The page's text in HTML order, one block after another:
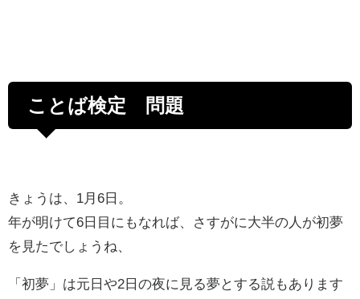
ことば検定 問題
きょうは、1月6日。
年が明けて6日目にもなれば、さすがに大半の人が初夢
を見たでしょうね、
「初夢」は元日や2日の夜に見る夢とする説もあります